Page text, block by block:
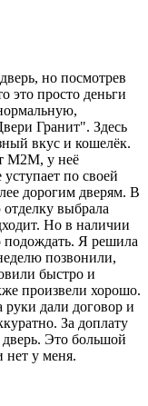
но посмотрев
это просто деньги
Гранит". Здесь
вкус и кошелёк.
М2М, у неё
по своей
дорогим дверям. В
выбрала
Но в наличии
подождать. Я решила
позвонили,
быстро и
произвели хорошо.
руки дали договор и
За доплату
дверь. Это большой
нет у меня.